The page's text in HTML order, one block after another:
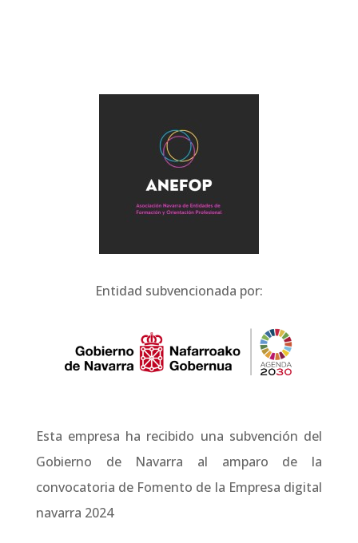
Entidad subvencionada por:
Esta empresa ha recibido una subvención del
Gobierno de Navarra al amparo de la
convocatoria de Fomento de la Empresa digital
navarra 2024